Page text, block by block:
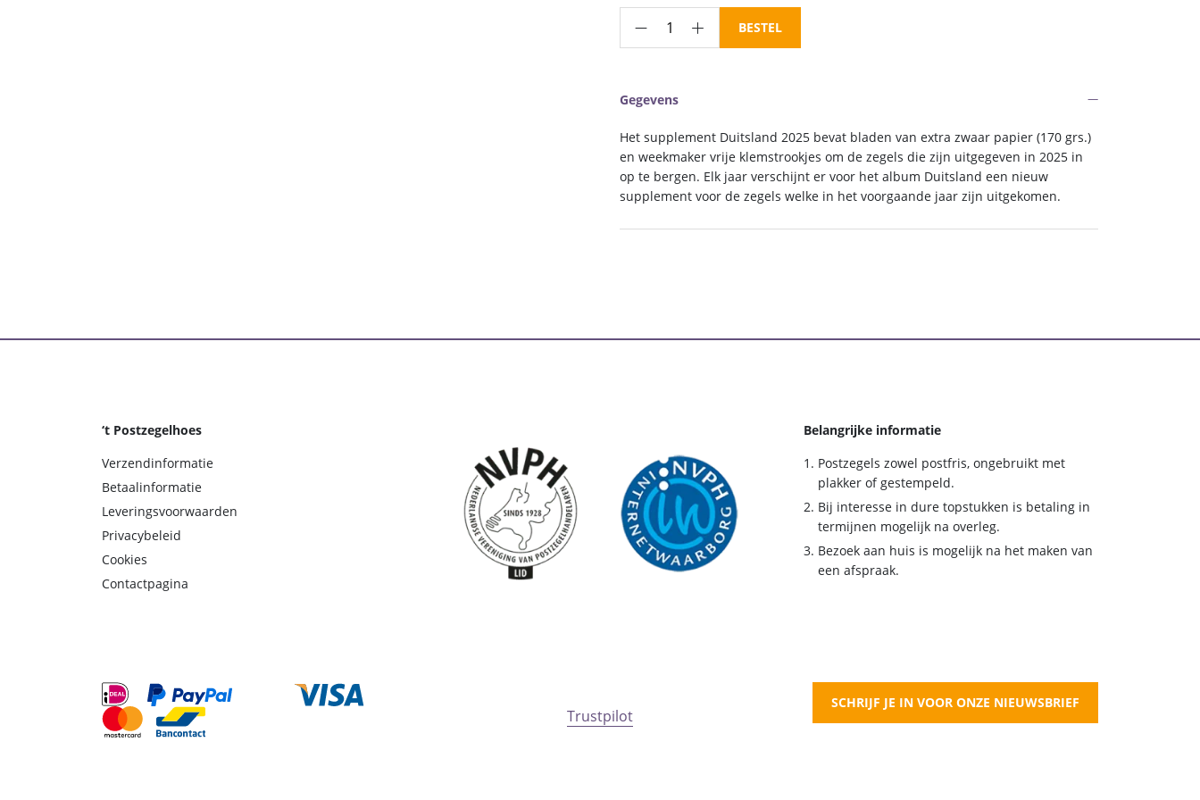
€ 41,00.€ 34,85.
Luxe
supplement
BESTEL
Gegevens
Het supplement Duitsland 2025 bevat bladen van extra zwaar papier (170 grs.)
en weekmaker vrije klemstrookjes om de zegels die zijn uitgegeven in 2025 in
op te bergen. Elk jaar verschijnt er voor het album Duitsland een nieuw
supplement voor de zegels welke in het voorgaande jaar zijn uitgekomen.
‘t Postzegelhoes
Verzendinformatie
Betaalinformatie
Leveringsvoorwaarden
Privacybeleid
Cookies
Contactpagina
Belangrijke informatie
Postzegels zowel postfris, ongebruikt met
plakker of gestempeld.
Bij interesse in dure topstukken is betaling in
termijnen mogelijk na overleg.
Bezoek aan huis is mogelijk na het maken van
een afspraak.
Trustpilot
SCHRIJF JE IN VOOR ONZE NIEUWSBRIEF